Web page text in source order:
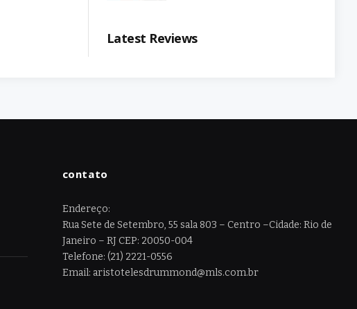
Latest Reviews
contato
Endereço:
Rua Sete de Setembro, 55 sala 803 – Centro –Cidade: Rio de
Janeiro – RJ CEP: 20050-004
Telefone: (21) 2221-0556
Email: aristotelesdrummond@mls.com.br